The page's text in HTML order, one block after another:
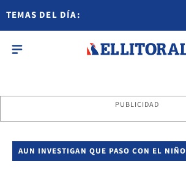
TEMAS DEL DÍA:
PUBLICIDAD
AUN INVESTIGAN QUE PASO CON EL NIÑO